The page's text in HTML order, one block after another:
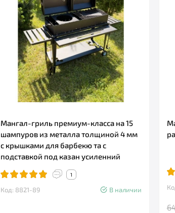
Мангал-гриль премиум-класса на 15
шампуров из металла толщиной 4 мм
с крышками для барбекю та с
подставкой под казан усиленний
1
Код: 8821-89 В наличии